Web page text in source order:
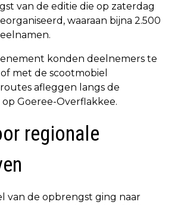
van de editie die op zaterdag
waaraan bijna 2.500
konden deelnemers te
met de scootmobiel
afleggen langs de
Goeree-Overflakkee.
regionale
van de opbrengst ging naar